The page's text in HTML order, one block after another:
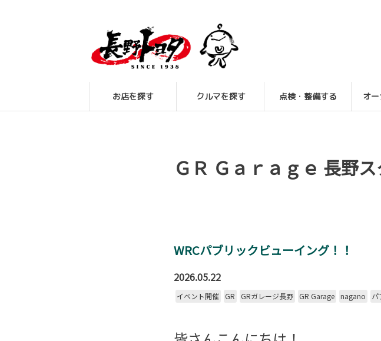
お店を探す クルマを探す 点検・整備する オ
ＧＲ Ｇａｒａｇｅ 長野
WRCパブリックビューイング！！
2026.05.22
イベント開催 GR GRガレージ長野 GR Garage nagano パ